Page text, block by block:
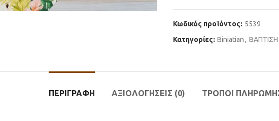
Κωδικός προϊόντος: 5539
Κατηγορίες: Βiniatian, ΒΑΠΤΙΣΗ
ΠΕΡΙΓΡΑΦΉ ΑΞΙΟΛΟΓΉΣΕΙΣ (0) ΤΡΟΠΟΙ